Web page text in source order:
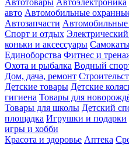
Автотовары Автоэлектроника
авто Автомобильные
Автозапчасти
Спорт и отдых
коньки и аксессуары
Единоборства Фитнес и
Охота и рыбалка Водный
Дом, дача, ремонт
Детские товары Детские
гигиена Товары для
Товары для школы Детский
площадка Игрушки и подарки
игры и хобби
Красота и здоровье Аптека